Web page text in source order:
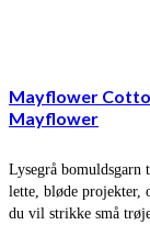
Mayflower
Mayflower
Lysegrå
lette, bløde projekter,
du vil strikke små